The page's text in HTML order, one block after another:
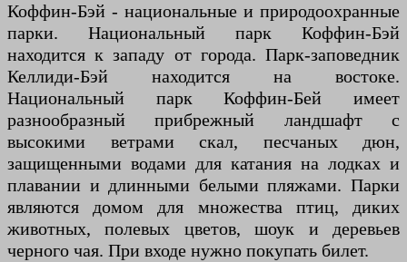
Коффин-Бэй - национальные и природоохранные
парки. Национальный парк Коффин-Бэй
находится к западу от города. Парк-заповедник
Келлиди-Бэй находится на востоке.
Национальный парк Коффин-Бей имеет
разнообразный прибрежный ландшафт с
высокими ветрами скал, песчаных дюн,
защищенными водами для катания на лодках и
плавании и длинными белыми пляжами. Парки
являются домом для множества птиц, диких
животных, полевых цветов, шоук и деревьев
черного чая. При входе нужно покупать билет.